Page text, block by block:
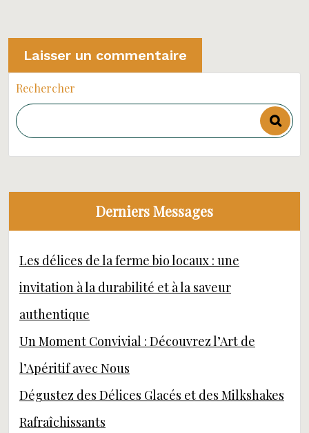
Rechercher
Derniers Messages
Les délices de la ferme bio locaux : une
invitation à la durabilité et à la saveur
authentique
Un Moment Convivial : Découvrez l’Art de
l’Apéritif avec Nous
Dégustez des Délices Glacés et des Milkshakes
Rafraîchissants